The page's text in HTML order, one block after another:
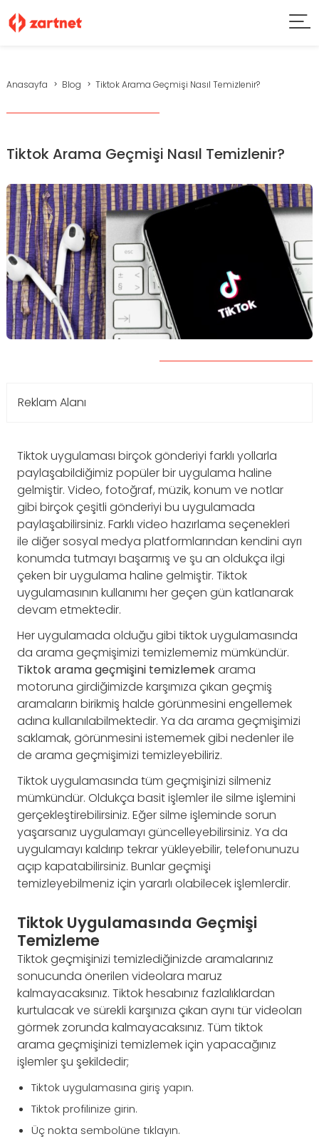
Anasayfa Blog Tiktok Arama Geçmişi Nasıl Temizlenir?
Tiktok Arama Geçmişi Nasıl Temizlenir?
Reklam Alanı
Tiktok uygulaması birçok gönderiyi farklı yollarla
paylaşabildiğimiz popüler bir uygulama haline
gelmiştir. Video, fotoğraf, müzik, konum ve notlar
gibi birçok çeşitli gönderiyi bu uygulamada
paylaşabilirsiniz. Farklı video hazırlama seçenekleri
ile diğer sosyal medya platformlarından kendini ayrı
konumda tutmayı başarmış ve şu an oldukça ilgi
çeken bir uygulama haline gelmiştir. Tiktok
uygulamasının kullanımı her geçen gün katlanarak
devam etmektedir.
Her uygulamada olduğu gibi tiktok uygulamasında
da arama geçmişimizi temizlememiz mümkündür.
Tiktok arama geçmişini temizlemekarama
motoruna girdiğimizde karşımıza çıkan geçmiş
aramaların birikmiş halde görünmesini engellemek
adına kullanılabilmektedir. Ya da arama geçmişimizi
saklamak, görünmesini istememek gibi nedenler ile
de arama geçmişimizi temizleyebiliriz.
Tiktok uygulamasında tüm geçmişinizi silmeniz
mümkündür. Oldukça basit işlemler ile silme işlemini
gerçekleştirebilirsiniz. Eğer silme işleminde sorun
yaşarsanız uygulamayı güncelleyebilirsiniz. Ya da
uygulamayı kaldırıp tekrar yükleyebilir, telefonunuzu
açıp kapatabilirsiniz. Bunlar geçmişi
temizleyebilmeniz için yararlı olabilecek işlemlerdir.
Tiktok Uygulamasında Geçmişi
Temizleme
Tiktok geçmişinizi temizlediğinizde aramalarınız
sonucunda önerilen videolara maruz
kalmayacaksınız. Tiktok hesabınız fazlalıklardan
kurtulacak ve sürekli karşınıza çıkan aynı tür videoları
görmek zorunda kalmayacaksınız. Tüm tiktok
arama geçmişinizi temizlemek için yapacağınız
işlemler şu şekildedir;
Tiktok uygulamasına giriş yapın.
Tiktok profilinize girin.
Üç nokta sembolüne tıklayın.